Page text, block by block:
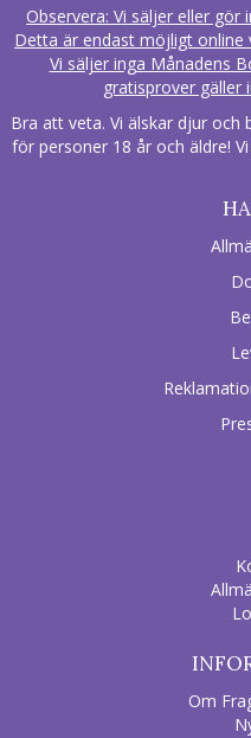
Observera: Vi säljer eller gör
Detta är endast möjligt online
Vi säljer inga Månadens
gratisprover gäller
Bra att veta. Vi älskar djur och
för personer 18 år och äldre!
Om